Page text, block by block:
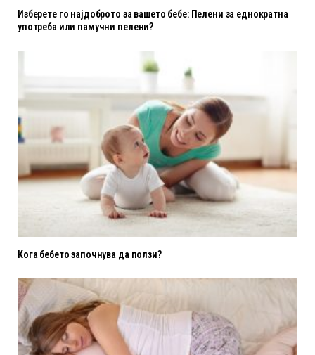
Изберете го најдоброто за вашето бебе: Пелени за еднократна
употреба или памучни пелени?
Кога бебето започнува да ползи?